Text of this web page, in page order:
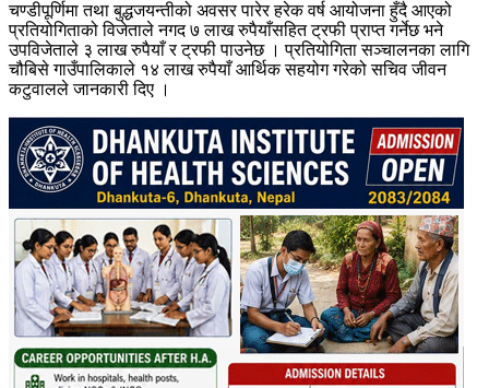
चण्डीपूर्णिमा तथा बुद्धजयन्तीको अवसर पारेर हरेक वर्ष आयोजना हुँदै आएको
प्रतियोगिताको विजेताले नगद ७ लाख रुपैयाँसहित ट्रफी प्राप्त गर्नेछ भने
उपविजेताले ३ लाख रुपैयाँ र ट्रफी पाउनेछ । प्रतियोगिता सञ्चालनका लागि
चौबिसे गाउँपालिकाले १४ लाख रुपैयाँ आर्थिक सहयोग गरेको सचिव जीवन
कटुवालले जानकारी दिए ।